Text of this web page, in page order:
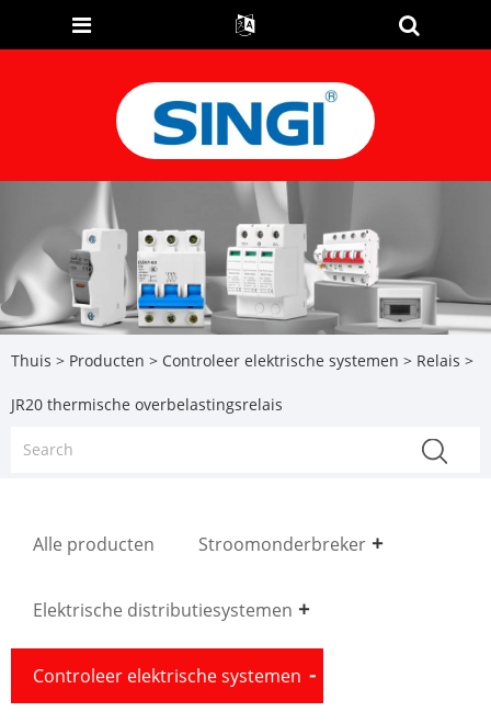
Thuis > Producten > Controleer elektrische systemen > Relais >
JR20 thermische overbelastingsrelais
Alle producten Stroomonderbreker
Elektrische distributiesystemen
Controleer elektrische systemen